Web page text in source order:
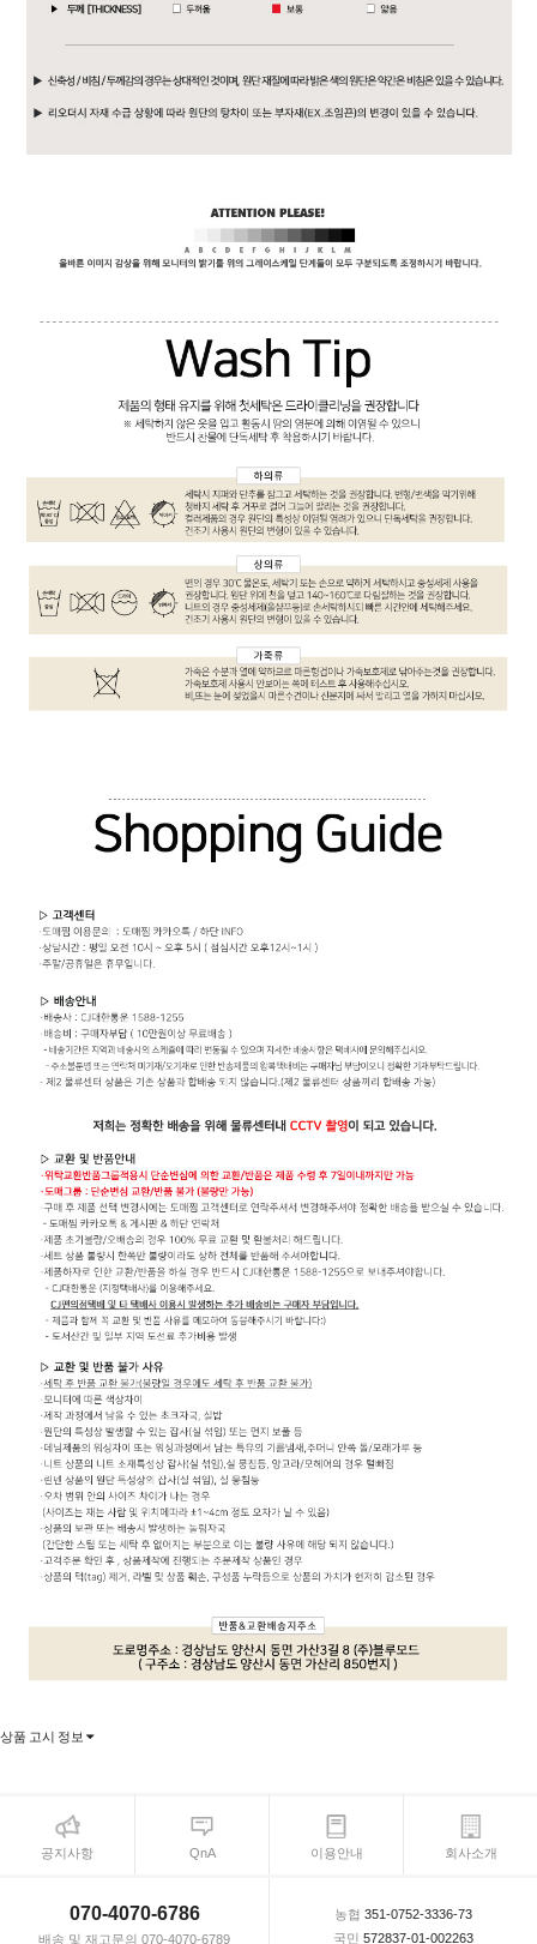
상품 고시 정보
공지사항 QnA 이용안내 회사소개
070-4070-6786
배송 및 재고문의 070-4070-6789
농협 351-0752-3336-73
국민 572837-01-002263